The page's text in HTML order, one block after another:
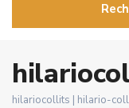
hilariocollits | hilario-